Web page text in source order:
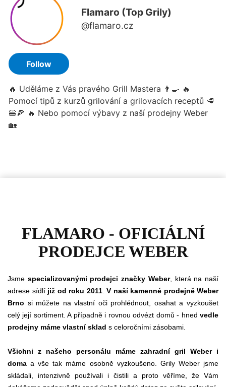
FLAMARO - OFICIÁLNÍ
PRODEJCE WEBER
Jsme specializovanými prodejci značky Weber, která na naší
adrese sídlí již od roku 2011. V naší kamenné prodejně Weber
Brno si můžete na vlastní oči prohlédnout, osahat a vyzkoušet
celý její sortiment. A případně i rovnou odvézt domů - hned vedle
prodejny máme vlastní sklad s celoročními zásobami.
Všichni z našeho personálu máme zahradní gril Weber i
doma a vše tak máme osobně vyzkoušeno. Grily Weber jsme
skládali, intenzivně používali i čistili a proto věříme, že Vám